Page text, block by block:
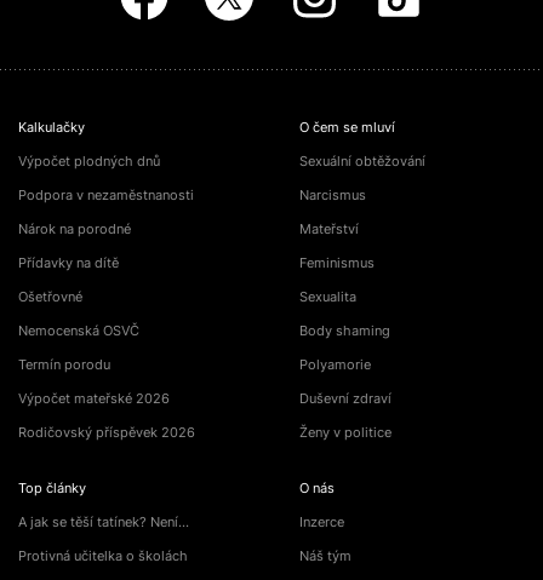
Kalkulačky
Výpočet plodných dnů
Podpora v nezaměstnanosti
Nárok na porodné
Přídavky na dítě
Ošetřovné
Nemocenská OSVČ
Termín porodu
Výpočet mateřské 2026
Rodičovský příspěvek 2026
Top články
A jak se těší tatínek? Není…
Protivná učitelka o školách
O čem se mluví
Sexuální obtěžování
Narcismus
Mateřství
Feminismus
Sexualita
Body shaming
Polyamorie
Duševní zdraví
Ženy v politice
O nás
Inzerce
Náš tým